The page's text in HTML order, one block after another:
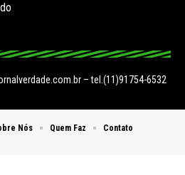
– tel.(11)91754-6532
Nós Quem Faz Contato